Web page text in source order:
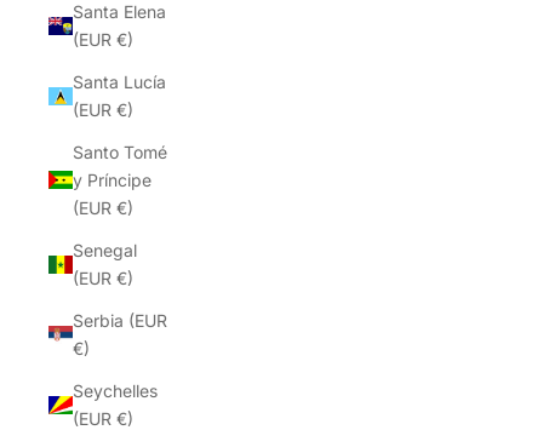
Santa Elena
(EUR €)
Santa Lucía
(EUR €)
Santo Tomé
y Príncipe
(EUR €)
Senegal
(EUR €)
Serbia (EUR
€)
Seychelles
(EUR €)